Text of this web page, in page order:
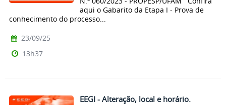
aqui o Gabarito da Etapa I - Prova de
conhecimento do processo...
23/09/25
13h37
EEGI - Alteração, local e horário.